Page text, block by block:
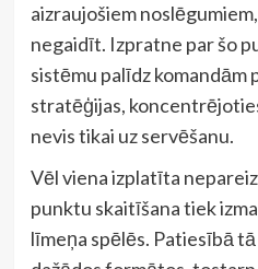
aizraujošiem
negaidīt. Izpratne par šo
sistēmu palīdz komandām
stratēģijas,
nevis tikai uz servēšanu.
Vēl viena izplatīta
punktu skaitīšana tiek
līmeņa spēlēs. Patiesībā